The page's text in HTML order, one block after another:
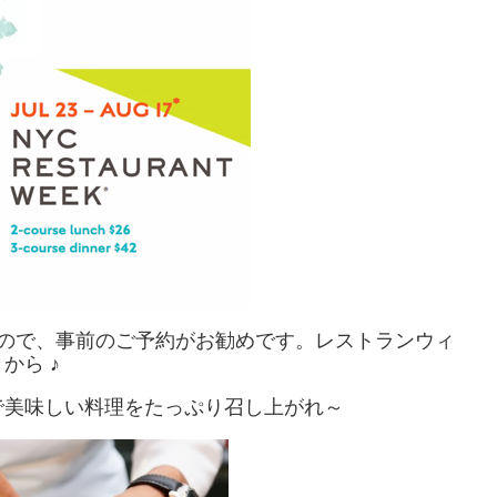
、事前のご予約がお勧めです。レストランウィ
ら ♪
味しい料理をたっぷり召し上がれ～